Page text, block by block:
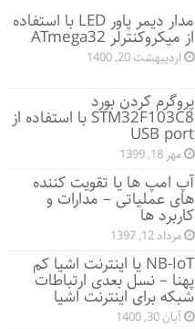
مدار دیمر پاور LED با استفاده
از میکروکنترلر ATmega32
اردیبهشت 20, 1400
پروگرم کردن بورد
STM32F103C8 با استفاده از
USB port
مهر 18, 1399
آپ امپ ها یا تقویت کننده
های عملیاتی – مدارات و
کاربرد ها
مرداد 12, 1397
NB-IoT یا اینترنت اشیا کم
پهنا – نسل بعدی ارتباطات
شبکه برای اینترنت اشیا
آبان 30, 1400